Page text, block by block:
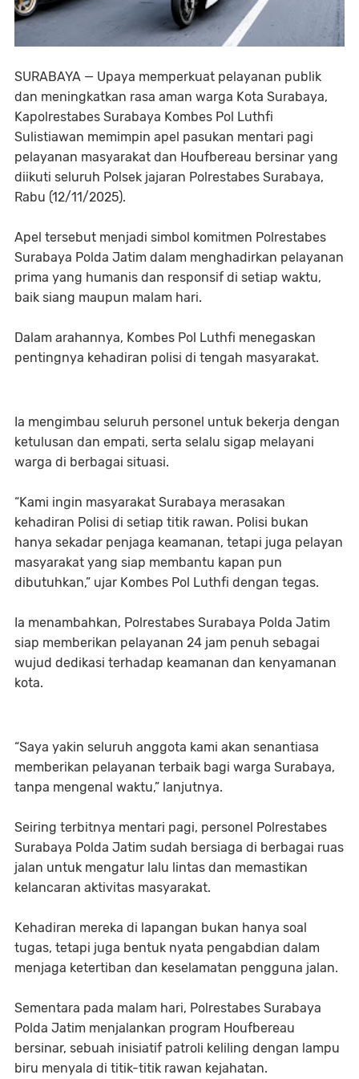
SURABAYA — Upaya memperkuat pelayanan publik
dan meningkatkan rasa aman warga Kota Surabaya,
Kapolrestabes Surabaya Kombes Pol Luthfi
Sulistiawan memimpin apel pasukan mentari pagi
pelayanan masyarakat dan Houfbereau bersinar yang
diikuti seluruh Polsek jajaran Polrestabes Surabaya,
Rabu (12/11/2025).
Apel tersebut menjadi simbol komitmen Polrestabes
Surabaya Polda Jatim dalam menghadirkan pelayanan
prima yang humanis dan responsif di setiap waktu,
baik siang maupun malam hari.
Dalam arahannya, Kombes Pol Luthfi menegaskan
pentingnya kehadiran polisi di tengah masyarakat.
Ia mengimbau seluruh personel untuk bekerja dengan
ketulusan dan empati, serta selalu sigap melayani
warga di berbagai situasi.
“Kami ingin masyarakat Surabaya merasakan
kehadiran Polisi di setiap titik rawan. Polisi bukan
hanya sekadar penjaga keamanan, tetapi juga pelayan
masyarakat yang siap membantu kapan pun
dibutuhkan,” ujar Kombes Pol Luthfi dengan tegas.
Ia menambahkan, Polrestabes Surabaya Polda Jatim
siap memberikan pelayanan 24 jam penuh sebagai
wujud dedikasi terhadap keamanan dan kenyamanan
kota.
“Saya yakin seluruh anggota kami akan senantiasa
memberikan pelayanan terbaik bagi warga Surabaya,
tanpa mengenal waktu,” lanjutnya.
Seiring terbitnya mentari pagi, personel Polrestabes
Surabaya Polda Jatim sudah bersiaga di berbagai ruas
jalan untuk mengatur lalu lintas dan memastikan
kelancaran aktivitas masyarakat.
Kehadiran mereka di lapangan bukan hanya soal
tugas, tetapi juga bentuk nyata pengabdian dalam
menjaga ketertiban dan keselamatan pengguna jalan.
Sementara pada malam hari, Polrestabes Surabaya
Polda Jatim menjalankan program Houfbereau
bersinar, sebuah inisiatif patroli keliling dengan lampu
biru menyala di titik-titik rawan kejahatan.